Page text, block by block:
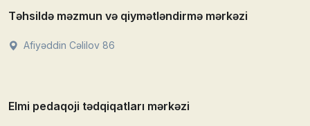
Təhsildə məzmun və qiymətləndirmə mərkəzi
Afiyəddin Cəlilov 86
Elmi pedaqoji tədqiqatları mərkəzi